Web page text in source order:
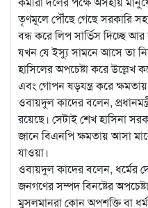
তৃণমূলে পৌঁছে গেছে সরকারি
বন্ধ করে লিপ সার্ভিস দিচ্ছে
যখন যে ইস্যু সামনে আসে তা
হাসিলের অপচেষ্টা করে উল্লেখ
এবং গোপন ষড়যন্ত্র করে
ওবায়দুল কাদের বলেন,
রয়েছে। সেটাই শেখ হাসিনা
জানে বিএনপি ক্ষমতায় আসা
যাওয়া।
ওবায়দুল কাদের বলেন, ধর্মের
জনগণের সম্পদ বিনষ্টের
মুসলমানরা কোন অপশক্তি বা